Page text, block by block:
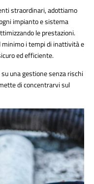
straordinari, adottiamo
impianto e sistema
le prestazioni.
minimo i tempi di inattività e
ed efficiente.
una gestione senza rischi
di concentrarvi sul